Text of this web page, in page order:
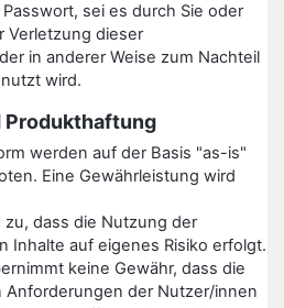
sei es durch Sie oder
Verletzung dieser
in anderer Weise zum Nachteil
wird.
Produkthaftung
werden auf der Basis "as-is"
Eine Gewährleistung wird
dass die Nutzung der
Inhalte auf eigenes Risiko erfolgt.
keine Gewähr, dass die
Anforderungen der Nutzer/innen